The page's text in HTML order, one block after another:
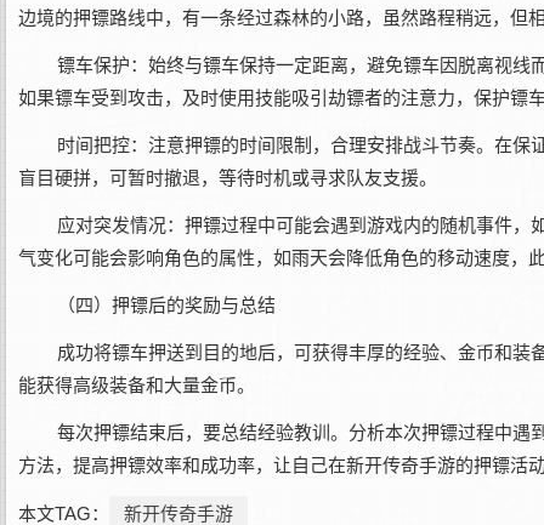
边境的押镖路线中，有一条经过森林的小路，虽然路程稍远，但
镖车保护‌：始终与镖车保持一定距离，避免镖车因脱离视
如果镖车受到攻击，及时使用技能吸引劫镖者的注意力，保护镖
时间把控‌：注意押镖的时间限制，合理安排战斗节奏。在
盲目硬拼，可暂时撤退，等待时机或寻求队友支援。
应对突发情况‌：押镖过程中可能会遇到游戏内的随机事件
气变化可能会影响角色的属性，如雨天会降低角色的移动速度，
（四）押镖后的奖励与总结
成功将镖车押送到目的地后，可获得丰厚的经验、金币和
能获得高级装备和大量金币。
每次押镖结束后，要总结经验教训。分析本次押镖过程中
方法，提高押镖效率和成功率，让自己在新开传奇手游的押镖活
本文TAG： 新开传奇手游